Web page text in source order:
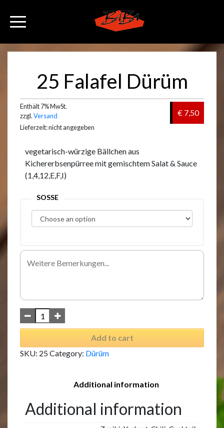
25 Falafel Dürüm
€ 7,50
Enthält 7% MwSt.
zzgl.Versand
Lieferzeit: nicht angegeben
vegetarisch-würzige Bällchen aus
Kichererbsenpürree mit gemischtem Salat & Sauce
(1,4,12,E,F,I)
SOSSE
Add to cart
SKU: 25Category: Dürüm
Additional information
Additional information